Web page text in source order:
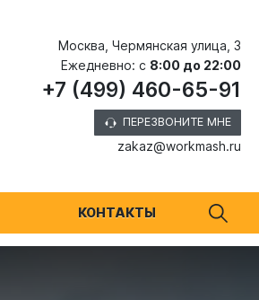
Москва, Чермянская улица, 3
Ежедневно: с 8:00 до 22:00
+7 (499) 460-65-91
ПЕРЕЗВОНИТЕ МНЕ
zakaz@workmash.ru
КОНТАКТЫ